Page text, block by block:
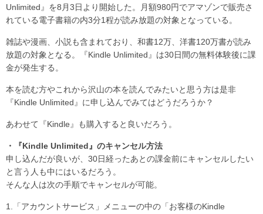
Unlimited』を8月3日より開始した。月額980円でアマゾンで販売さ
れている電子書籍の内3分1程が読み放題の対象となっている。
雑誌や漫画、小説も含まれており、和書12万、洋書120万書が読み
放題の対象となる。『Kindle Unlimited』は30日間の無料体験後に課
金が発生する。
本を読む方やこれから沢山の本を読んでみたいと思う方は是非
『Kindle Unlimited』に申し込んでみてはどうだろうか？
あわせて『Kindle』も購入すると良いだろう。
・『Kindle Unlimited』のキャンセル方法
申し込んだが良いが、30日経ったあとの課金前にキャンセルしたい
と言う人も中にはいるだろう。
そんな人は次の手順でキャンセルが可能。
1.「アカウントサービス」メニューの中の「お客様のKindle